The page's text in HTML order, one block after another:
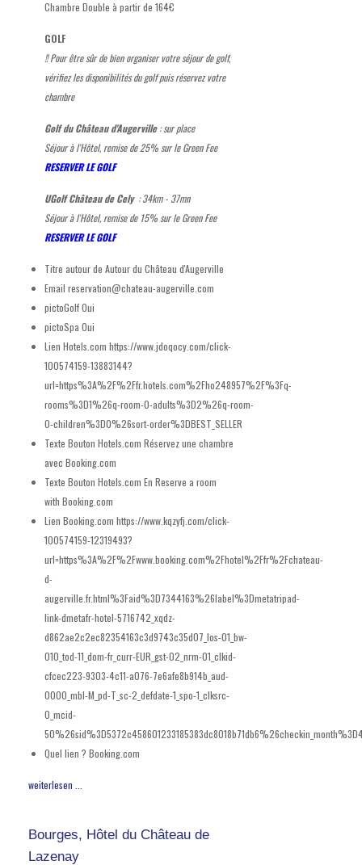
Chambre Double à partir de 164€
GOLF
!! Pour être sûr de bien organiser votre séjour de golf,
vérifiez les disponibilités du golf puis réservez votre
chambre
Golf du Château d'Augerville: sur place
Séjour à l'Hôtel, remise de 25% sur le Green Fee
RESERVER LE GOLF
UGolf Château de Cely :34km - 37mn
Séjour à l'Hôtel, remise de 15% sur le Green Fee
RESERVER LE GOLF
Titre autour de Autour du Château d'Augerville
Email reservation@chateau-augerville.com
pictoGolfOui
pictoSpa Oui
Lien Hotels.com https://www.jdoqocy.com/click-
100574159-13883144?
url=https%3A%2F%2Ffr.hotels.com%2Fho248957%2F%3Fq-
rooms%3D1%26q-room-0-adults%3D2%26q-room-
0-children%3D0%26sort-order%3DBEST_SELLER
Texte Bouton Hotels.com Réservez une chambre
avec Booking.com
Texte Bouton Hotels.com En Reserve a room
with Booking.com
Lien Booking.com https://www.kqzyfj.com/click-
100574159-12319493?
url=https%3A%2F%2Fwww.booking.com%2Fhotel%2Ffr%2Fchateau-
d-
augerville.fr.html%3Faid%3D7344163%26label%3Dmetatripad-
link-dmetafr-hotel-5716742_xqdz-
d862ae2c2ec82354163c3d9743c35d07_los-01_bw-
010_tod-11_dom-fr_curr-EUR_gst-02_nrm-01_clkid-
cfcec223-9303-4c11-a076-7e6afe8b914b_aud-
0000_mbl-M_pd-T_sc-2_defdate-1_spo-1_clksrc-
0_mcid-
Quel lien ? Booking.com
weiterlesen ...
Bourges, Hôtel du Château de
Lazenay